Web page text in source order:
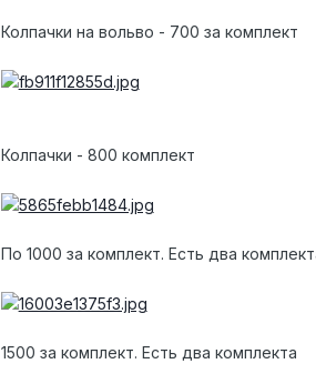
Колпачки на вольво - 700 за комплект
Колпачки - 800 комплект
По 1000 за комплект. Есть два
1500 за комплект. Есть два комплекта